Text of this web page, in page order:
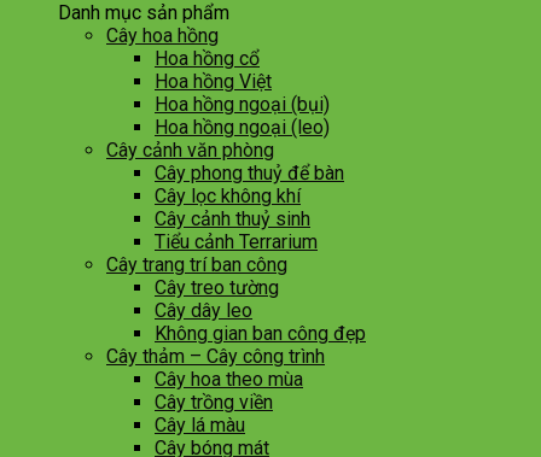
Danh mục sản phẩm
Cây hoa hồng
Hoa hồng cổ
Hoa hồng Việt
Hoa hồng ngoại (bụi)
Hoa hồng ngoại (leo)
Cây cảnh văn phòng
Cây phong thuỷ để bàn
Cây lọc không khí
Cây cảnh thuỷ sinh
Tiểu cảnh Terrarium
Cây trang trí ban công
Cây treo tường
Cây dây leo
Không gian ban công đẹp
Cây thảm – Cây công trình
Cây hoa theo mùa
Cây trồng viền
Cây lá màu
Cây bóng mát